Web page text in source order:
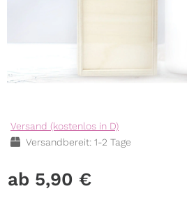
Versand (kostenlos in D)
Versandbereit: 1-2 Tage
5,90 €